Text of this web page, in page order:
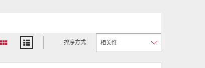
Content
page
排序方式
Changing
by